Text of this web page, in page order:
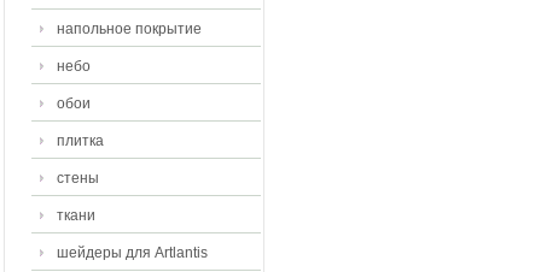
напольное покрытие
небо
обои
плитка
стены
ткани
шейдеры для Artlantis